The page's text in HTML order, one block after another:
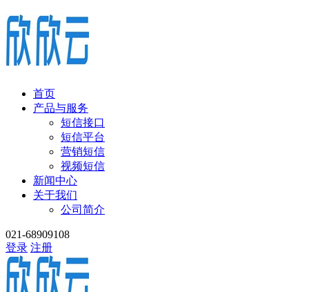
首页
产品与服务
短信接口
短信平台
营销短信
视频短信
新闻中心
关于我们
公司简介
021-68909108
登录 注册